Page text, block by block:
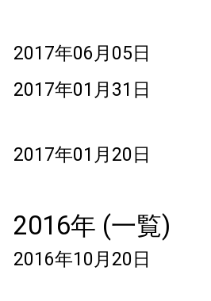
2017年06月05日
2017年01月31日
2017年01月20日
2016年 (一覧)
2016年10月20日